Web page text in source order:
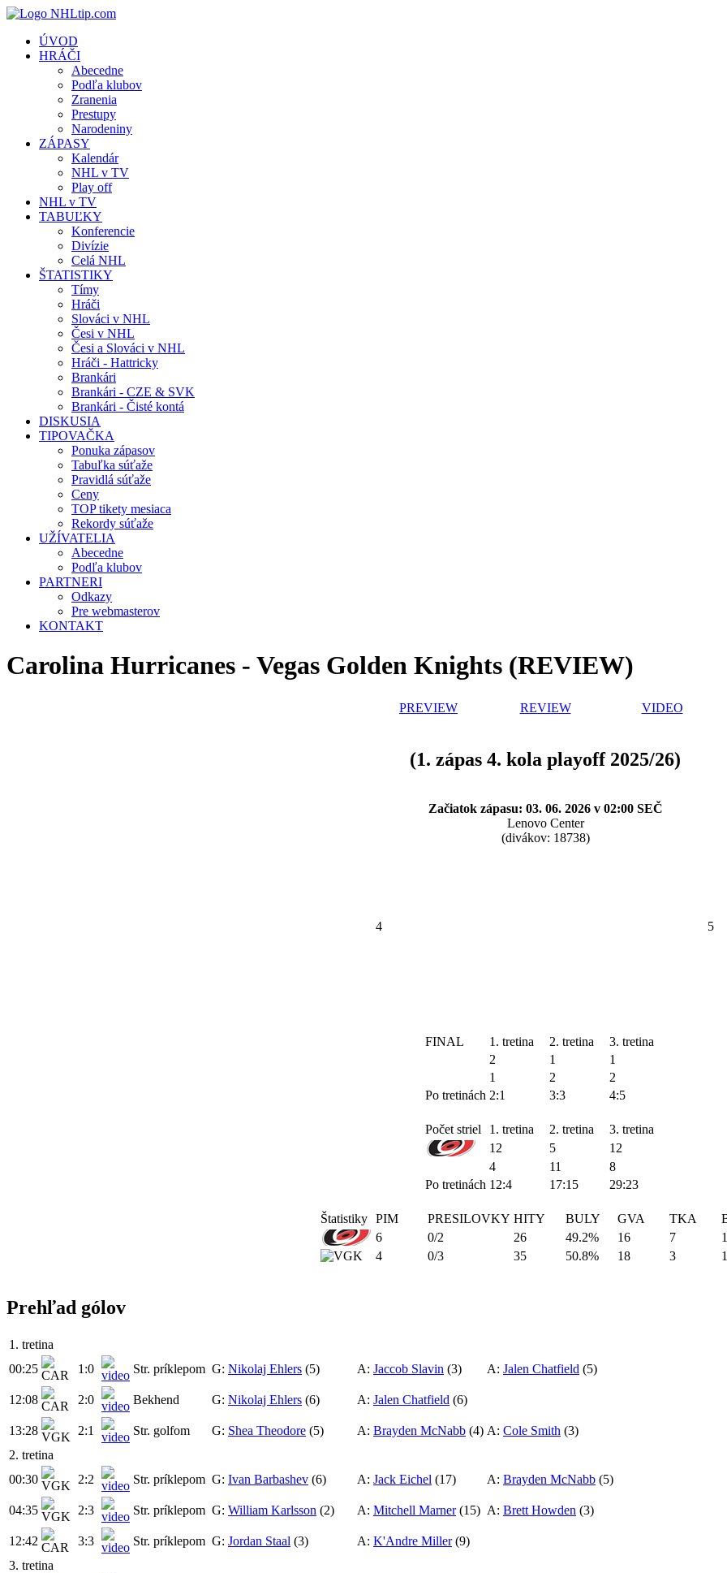
ÚVOD
HRÁČI
Abecedne
Podľa klubov
Zranenia
Prestupy
Narodeniny
ZÁPASY
Kalendár
NHL v TV
Play off
NHL v TV
TABUĽKY
Konferencie
Divízie
Celá NHL
ŠTATISTIKY
Tímy
Hráči
Slováci v NHL
Česi v NHL
Česi a Slováci v NHL
Hráči - Hattricky
Brankári
Brankári - CZE & SVK
Brankári - Čisté kontá
DISKUSIA
TIPOVAČKA
Ponuka zápasov
Tabuľka súťaže
Pravidlá súťaže
Ceny
TOP tikety mesiaca
Rekordy súťaže
UŽÍVATELIA
Abecedne
Podľa klubov
PARTNERI
Odkazy
Pre webmasterov
KONTAKT
Carolina Hurricanes - Vegas Golden Knights (REVIEW)
PREVIEW REVIEW VIDEO
(1. zápas 4. kola playoff 2025/26)
Začiatok zápasu: 03. 06. 2026 v 02:00 SEČ
Lenovo Center
(divákov: 18738)
4 5
FINAL 1. tretina 2. tretina
3. tretina
2
1
1
1
2
2
Po tretinách 2:1 3:3 4:5
Počet striel 1. tretina 2. tretina
3. tretina
12
5
12
4
11
8
Po tretinách 12:4 17:15 29:23
Štatistiky PIM PRESILOVKY HITY BULY GVA TKA
6
0/2 26 49.2% 16 7
4
0/3 35 50.8% 18 3
Prehľad gólov
1. tretina
00:25
1:0 Str. príklepom G: Nikolaj Ehlers (5) A: Jaccob Slavin (3) A: Jalen Chatfield (5)
12:08 2:0 Bekhend G: Nikolaj Ehlers (6) A: Jalen Chatfield (6)
13:28 2:1 Str. golfom G: Shea Theodore (5) A: Brayden McNabb (4) A: Cole Smith (3)
2. tretina
00:30
2:2 Str. príklepom G: Ivan Barbashev (6) A: Jack Eichel (17) A: Brayden McNabb (5)
04:35 2:3 Str. príklepom G: William Karlsson (2) A: Mitchell Marner(15) A: Brett Howden (3)
12:42 3:3 Str. príklepom G: Jordan Staal (3) A: K'Andre Miller(9)
3. tretina